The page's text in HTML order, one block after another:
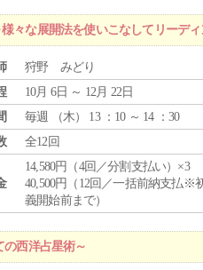
な展開法を使いこなしてリーディ
狩野 みどり
10月 6日 ～ 12月 22日
毎週 （木） 13 ：10 ～ 14 ：30
全12回
14,580円（4回／分割支払い）×3
40,500円（12回／一括前納支払※
義開始前まで）
の西洋占星術～